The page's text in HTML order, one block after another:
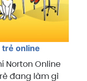
trẻ online
Norton Online
đang làm gì